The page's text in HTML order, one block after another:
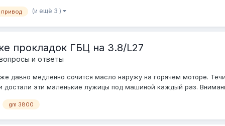
привод (и ещё 3 )
прокладок ГБЦ на 3.8/L27
и ответы
давно медленно сочится масло наружу на горячем моторе.
эти маленькие лужицы под машиной каждый раз.
gm 3800